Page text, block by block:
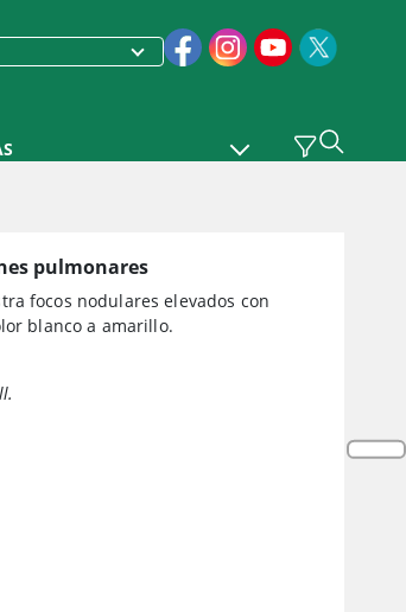
pulmonares
focos nodulares elevados con
blanco a amarillo.